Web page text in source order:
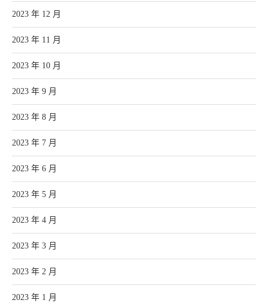
2023 年 12 月
2023 年 11 月
2023 年 10 月
2023 年 9 月
2023 年 8 月
2023 年 7 月
2023 年 6 月
2023 年 5 月
2023 年 4 月
2023 年 3 月
2023 年 2 月
2023 年 1 月